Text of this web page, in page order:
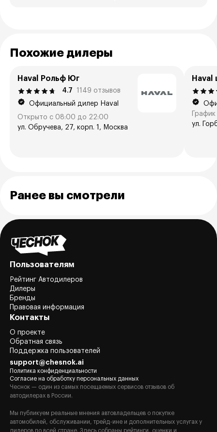
Похожие дилеры
Haval Рольф Юг
4.7
1149 отзывов
Официальный дилер Haval
Открыто с 08:00 до 22:00
ул. Обручева, 27, корп. 1, Москва
Haval
ул.
Ранее вы смотрели
Пользователям
Рейтинг Автодилеров
Дилеры
Бренды
Правовая информация
Контакты
О проекте
Обратная связь
Поддержка пользователей
support@chesnok.ai
Политика конфиденциальности
Согласие на обработку персональных данных
Чеснок — один из самых посещаемых сервисов отзывов об
автодилерах в России.
Мы публикуем реальные мнения автовладельцев о покупке
автомобилей, обслуживании, трейд-ине и дополнительных услугах у
дилеров по всей стране. Здесь собраны рейтинги, оценки и